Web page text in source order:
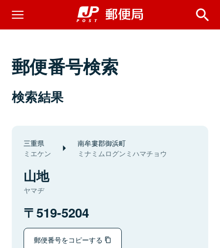
郵便番号検索
検索結果
三重県
ミエケン
南牟婁郡御浜町
ミナミムログンミハマチョウ
山地
ヤマヂ
519-5204
郵便番号をコピーする